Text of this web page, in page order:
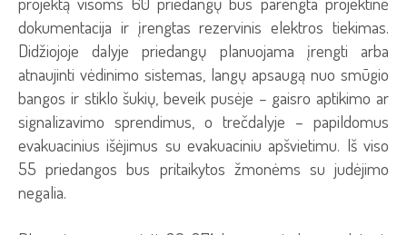
dokumentacija ir įrengtas rezervinis elektros tiekimas.
Didžiojoje dalyje priedangų planuojama įrengti arba
atnaujinti vėdinimo sistemas, langų apsaugą nuo smūgio
bangos ir stiklo šukių, beveik pusėje – gaisro aptikimo ar
signalizavimo sprendimus, o trečdalyje – papildomus
evakuacinius išėjimus su evakuaciniu apšvietimu. Iš viso
55 priedangos bus pritaikytos žmonėms su judėjimo
negalia.